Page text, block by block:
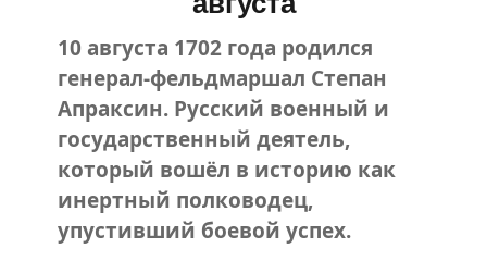
10 августа 1702 года родился
генерал-фельдмаршал Степан
Апраксин. Русский военный и
государственный деятель,
который вошёл в историю как
инертный полководец,
упустивший боевой успех.